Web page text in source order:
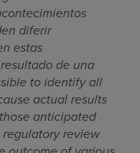
diferir
estas
de una
to identify all
actual results
anticipated
review